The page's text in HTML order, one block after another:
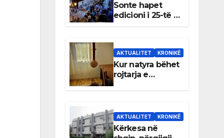
Sonte hapet
edicioni i 25-të i
Panairit të Librit
AKTUALITET KRONIKË
Kur natyra bëhet
rojtarja e
dhomës së
AKTUALITET KRONIKË
Kërkesa në